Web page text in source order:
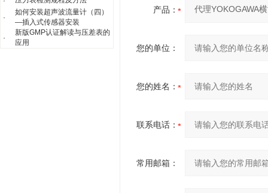
·
如何安装超声波流量计（四）
—插入式传感器安装
·
新版GMP认证解读与压差表的
应用
产品：
您的单位：
您的姓名：
联系电话：
常用邮箱：